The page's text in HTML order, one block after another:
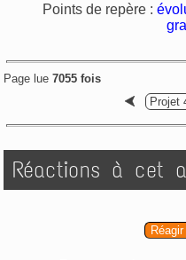
Points de repère :
Page lue 7055 fois
Réactions à cet